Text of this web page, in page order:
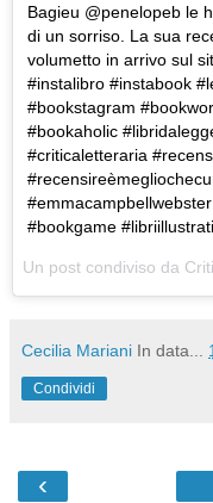
Bagieu @penelopeb le
di un sorriso. La sua
volumetto in arrivo sul
#instalibro #instabook
#bookstagram
#bookaholic
#criticaletteraria
#bookgame
Un post condiviso da
Cecilia Mariani In data...
Condividi
‹